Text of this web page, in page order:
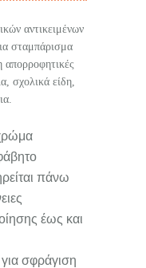
αντικειμένων
σταμπάρισμα
σχολικά είδη,
πάνω
έως και
για σφράγιση